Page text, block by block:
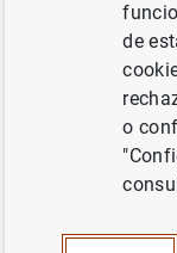
valores
febrero
de
o